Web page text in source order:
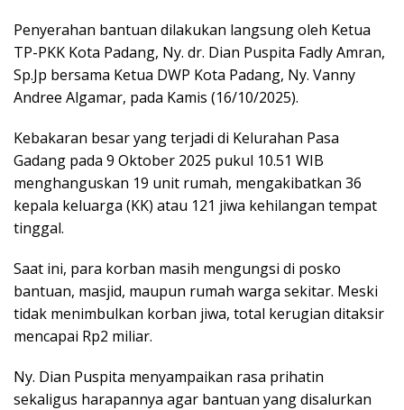
Penyerahan bantuan dilakukan langsung oleh Ketua
TP-PKK Kota Padang, Ny. dr. Dian Puspita Fadly Amran,
Sp.Jp bersama Ketua DWP Kota Padang, Ny. Vanny
Andree Algamar, pada Kamis (16/10/2025).
Kebakaran besar yang terjadi di Kelurahan Pasa
Gadang pada 9 Oktober 2025 pukul 10.51 WIB
menghanguskan 19 unit rumah, mengakibatkan 36
kepala keluarga (KK) atau 121 jiwa kehilangan tempat
tinggal.
Saat ini, para korban masih mengungsi di posko
bantuan, masjid, maupun rumah warga sekitar. Meski
tidak menimbulkan korban jiwa, total kerugian ditaksir
mencapai Rp2 miliar.
Ny. Dian Puspita menyampaikan rasa prihatin
sekaligus harapannya agar bantuan yang disalurkan